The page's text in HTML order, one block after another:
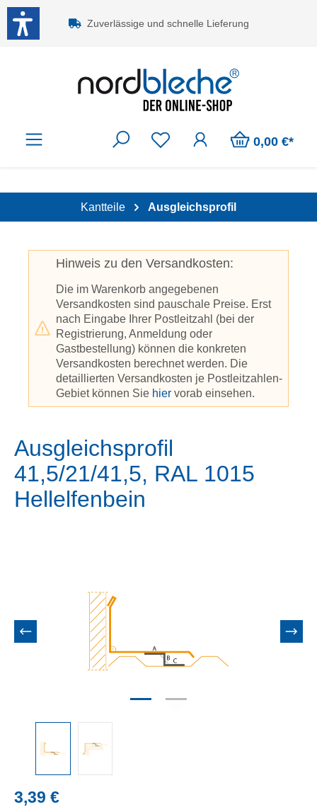
Zum Hauptinhalt springen
Zuverlässige und schnelle Lieferung
0,00 €*
Kantteile Ausgleichsprofil
Hinweis zu den Versandkosten:
Die im Warenkorb angegebenen
Versandkosten sind pauschale Preise. Erst
nach Eingabe Ihrer Postleitzahl (bei der
Registrierung, Anmeldung oder
Gastbestellung) können die konkreten
Versandkosten berechnet werden. Die
detaillierten Versandkosten je Postleitzahlen-
Gebiet können Sie hier vorab einsehen.
Ausgleichsprofil
41,5/21/41,5, RAL 1015
Hellelfenbein
Regulärer Preis:
3,39 €